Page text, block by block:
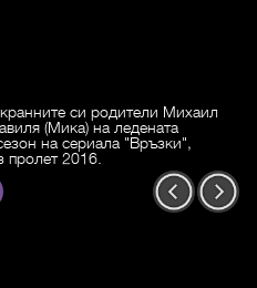
си родители Михаил
(Мика) на ледената
на сериала "Връзки",
пролет 2016.